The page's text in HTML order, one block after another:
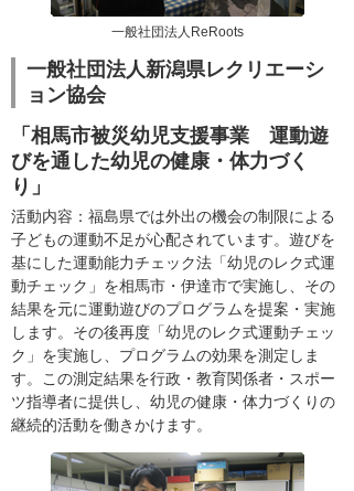
一般社団法人ReRoots
一般社団法人新潟県レクリエーシ
ョン協会
「相馬市被災幼児支援事業 運動遊
びを通した幼児の健康・体力づく
り」
活動内容：福島県では外出の機会の制限による
子どもの運動不足が心配されています。遊びを
基にした運動能力チェック法「幼児のレク式運
動チェック」を相馬市・伊達市で実施し、その
結果を元に運動遊びのプログラムを提案・実施
します。その後再度「幼児のレク式運動チェッ
ク」を実施し、プログラムの効果を測定しま
す。この測定結果を行政・教育関係者・スポー
ツ指導者に提供し、幼児の健康・体力づくりの
継続的活動を働きかけます。